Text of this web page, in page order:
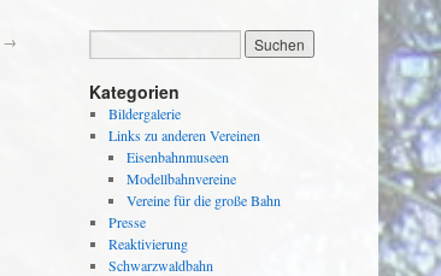
→
Kategorien
Bildergalerie
Links zu anderen Vereinen
Eisenbahnmuseen
Modellbahnvereine
Vereine für die große Bahn
Presse
Reaktivierung
Schwarzwaldbahn